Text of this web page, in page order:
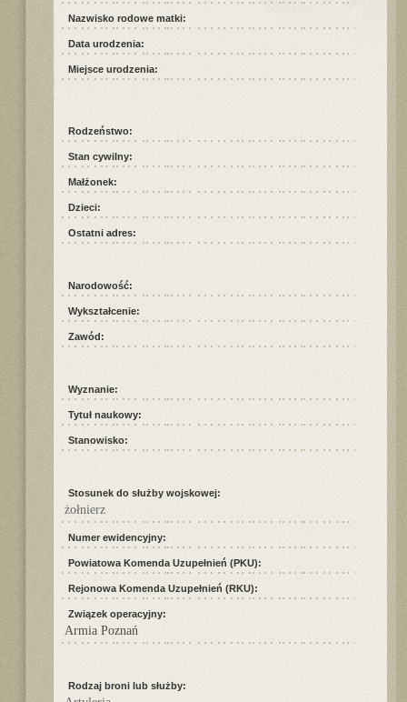
Nazwisko rodowe matki:
Data urodzenia:
Miejsce urodzenia:
Rodzeństwo:
Stan cywilny:
Małżonek:
Dzieci:
Ostatni adres:
Narodowość:
Wykształcenie:
Zawód:
Wyznanie:
Tytuł naukowy:
Stanowisko:
Stosunek do służby wojskowej:
żołnierz
Numer ewidencyjny:
Powiatowa Komenda Uzupełnień (PKU):
Rejonowa Komenda Uzupełnień (RKU):
Związek operacyjny:
Armia Poznań
Rodzaj broni lub służby: